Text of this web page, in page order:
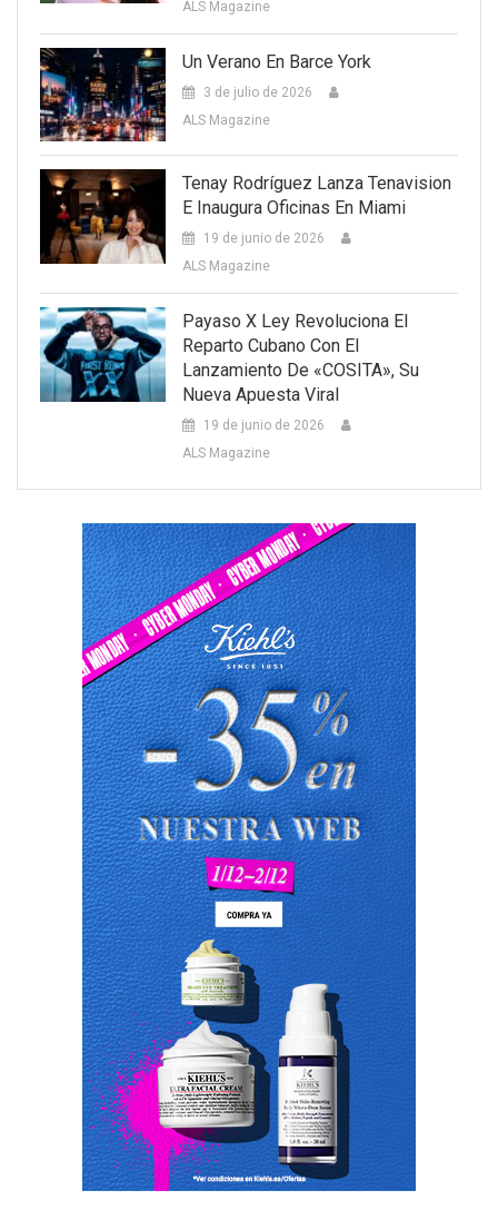
ALS Magazine
Un Verano En Barce York
3 de julio de 2026
ALS Magazine
Tenay Rodríguez Lanza Tenavision
E Inaugura Oficinas En Miami
19 de junio de 2026
ALS Magazine
Payaso X Ley Revoluciona El
Reparto Cubano Con El
Lanzamiento De «COSITA», Su
Nueva Apuesta Viral
19 de junio de 2026
ALS Magazine